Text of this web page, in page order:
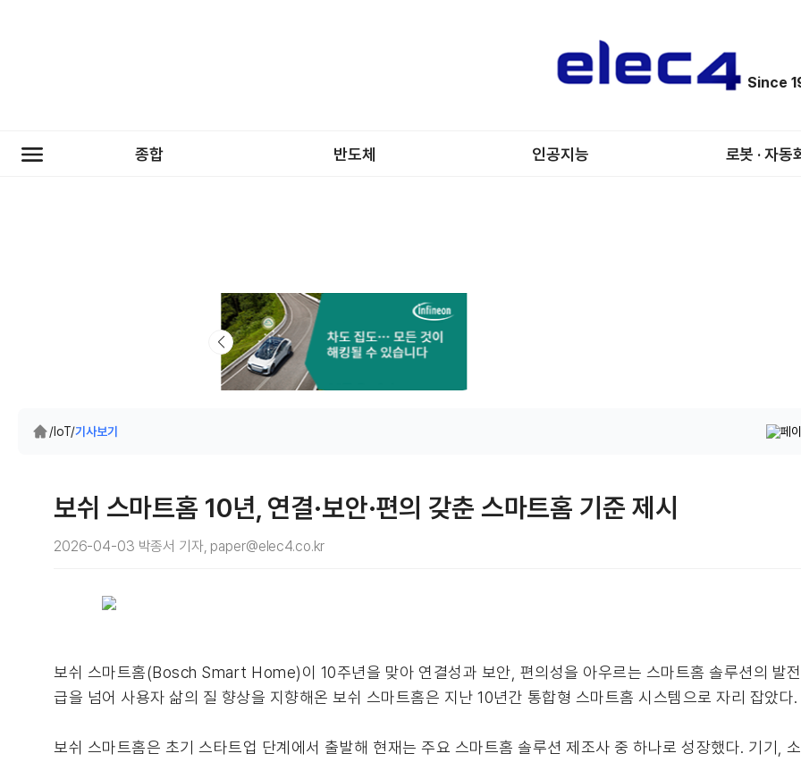
Since
종합 반도체 인공지능 로봇 · 자동
/IoT/기사보기
보쉬 스마트홈 10년, 연결·보안·편의 갖춘 스마트홈 기준 제시
2026-04-03 박종서 기자, paper@elec4.co.kr
보쉬 스마트홈(Bosch Smart Home)이 10주년을 맞아 연결성과 보안, 편의성을 아우르는 스마트홈 솔루션의 발
급을 넘어 사용자 삶의 질 향상을 지향해온 보쉬 스마트홈은 지난 10년간 통합형 스마트홈 시스템으로 자리 잡았다.
보쉬 스마트홈은 초기 스타트업 단계에서 출발해 현재는 주요 스마트홈 솔루션 제조사 중 하나로 성장했다. 기기,